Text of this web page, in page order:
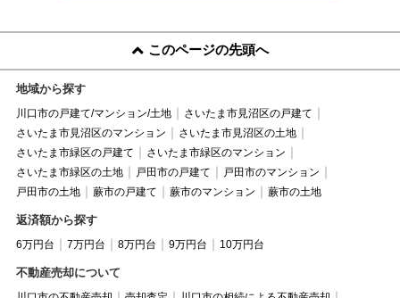
このページの先頭へ
地域から探す
川口市の戸建て/マンション/土地
さいたま市見沼区の戸建て
さいたま市見沼区のマンション
さいたま市見沼区の土地
さいたま市緑区の戸建て
さいたま市緑区のマンション
さいたま市緑区の土地
戸田市の戸建て
戸田市のマンション
戸田市の土地
蕨市の戸建て 蕨市のマンション 蕨市の土地
返済額から探す
6万円台 7万円台 8万円台 9万円台 10万円台
不動産売却について